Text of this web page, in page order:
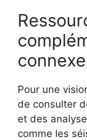
Pour une
de consulter
et des
comme les